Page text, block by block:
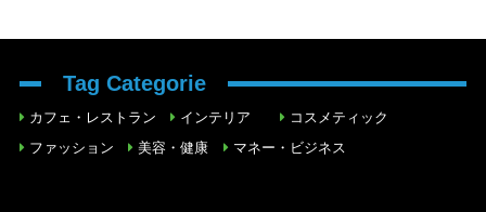
Tag Categorie
カフェ・レストラン インテリア
コスメティック
ファッション
美容・健康 マネー・ビジネス